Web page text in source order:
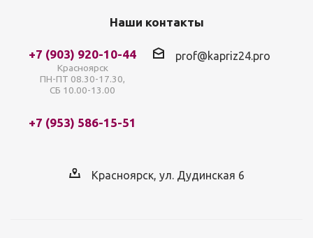
Наши контакты
+7 (903) 920-10-44
Красноярск
ПН-ПТ 08.30-17.30,
СБ 10.00-13.00
+7 (953) 586-15-51
prof@kapriz24.pro
Красноярск, ул. Дудинская 6